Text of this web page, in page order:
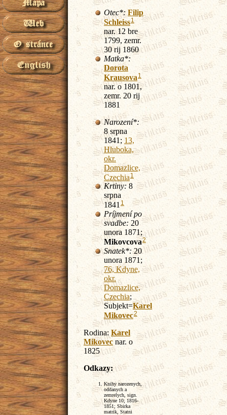
Otec*: Filip
Schleiss1
nar. 12 bre
1799, zemr.
30 rij 1860
Matka*:
Dorota
Krausova 1
nar. o 1801,
zemr. 20 rij
1881
Narození*:
8 srpna
1841; 13,
Hluboka,
okr.
Domazlice,
Czechia 1
Krtiny: 8
srpna
1841 1
Príjmení po
svadbe: 20
unora 1871;
Mikovcova2
Snatek*:20
unora 1871;
76, Kdyne,
okr.
Domazlice,
Czechia;
Subjekt=Karel
Mikovec2
Rodina: Karel
Mikovec nar. o
1825
Odkazy:
Knihy narozenych,
oddanych a
zemrelych, sign.
Kdyne 10; 1816-
1851; Sbirka
matrik, Statni